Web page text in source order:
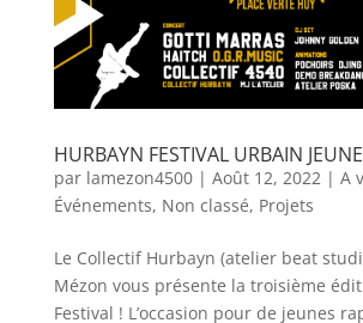
HURBAYN FESTIVAL URBAIN
par lamezon4500| Août 12, 2022| A
Événements, Non classé, Projets
Le Collectif Hurbayn (atelier beat
Mézon vous présente la troisième
Festival ! L’occasion pour de jeunes